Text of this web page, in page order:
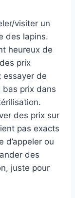
visiter un
des lapins.
heureux de
prix
essayer de
bas prix dans
des prix sur
pas exacts
d’appeler ou
des
juste pour